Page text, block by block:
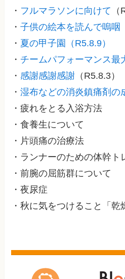
・ フルマラソンに向けて
・子供の絵本を読んで嗚咽
・ 夏の甲子園（R5.8.9）
・ チームパフォーマンス最
・ 感謝感謝感謝 （R5.8.3）
・湿布などの消炎鎮痛剤の
・疲れをとる入浴方法
・食養生について
・片頭痛の治療法
・ランナーのための体幹ト
・前腕の屈筋群について
・夜尿症
・秋に気をつけること「乾